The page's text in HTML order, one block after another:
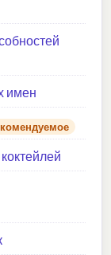
имен